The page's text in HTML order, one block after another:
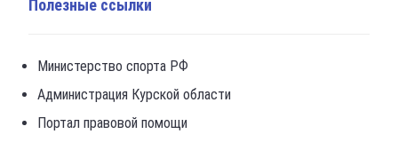
Полезные ссылки
Министерство спорта РФ
Администрация Курской области
Портал правовой помощи